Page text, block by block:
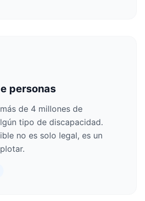
personas
de 4 millones de
tipo de discapacidad.
no es solo legal, es un